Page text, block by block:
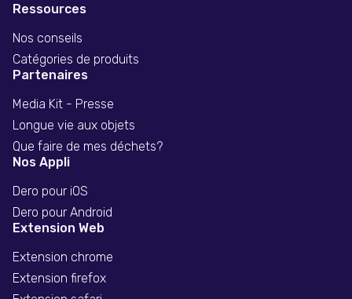
Ressources
Nos conseils
Catégories de produits
Partenaires
Media Kit - Presse
Longue vie aux objets
Que faire de mes déchets?
Nos Appli
Dero pour iOS
Dero pour Android
Extension Web
Extension chrome
Extension firefox